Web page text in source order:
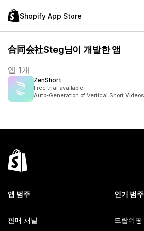
Shopify App Store
合同会社Steg님이 개발한 앱
앱 1개
ZenShort
Free trial available
Auto-Generation of Vertical Short Videos
앱 범주
판매 채널
인기 범주
드랍쉬핑